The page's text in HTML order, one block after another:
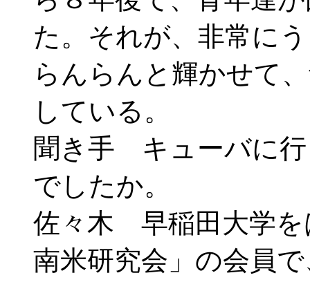
た。それが、非常に
らんらんと輝かせて
している。
聞き手 キューバに行
でしたか。
佐々木 早稲田大学を
南米研究会」の会員